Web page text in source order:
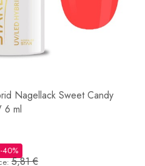
Nagellack Sweet Candy
6 ml
-40%
5,81 €